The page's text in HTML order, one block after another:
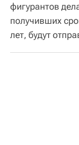
фигурантов
получивших
лет, будут